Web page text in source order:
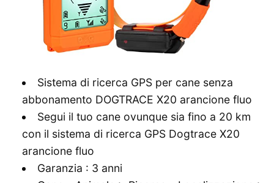
Sistema di ricerca GPS per cane senza
abbonamento DOGTRACE X20 arancione fluo
Segui il tuo cane ovunque sia fino a 20 km
con il sistema di ricerca GPS Dogtrace X20
arancione fluo
Garanzia : 3 anni